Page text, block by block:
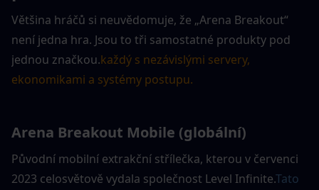
Většina hráčů si neuvědomuje, že „Arena Breakout“
není jedna hra. Jsou to tři samostatné produkty pod
jednou značkou.každý s nezávislými servery,
ekonomikami a systémy postupu.
Arena Breakout Mobile (globální)
Původní mobilní extrakční střílečka, kterou v červenci
2023 celosvětově vydala společnost Level Infinite.Tato